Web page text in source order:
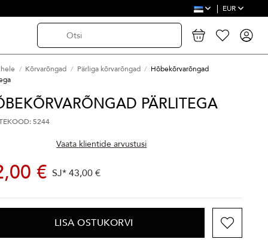
EUR
Kõrvarõngad Pärliga kõrvarõngad
Hõbekõrvarõngad
PÄRLITEGA
5244
Vaata klientide arvustusi
€ SJ*43,00 €
LISA OSTUKORVI